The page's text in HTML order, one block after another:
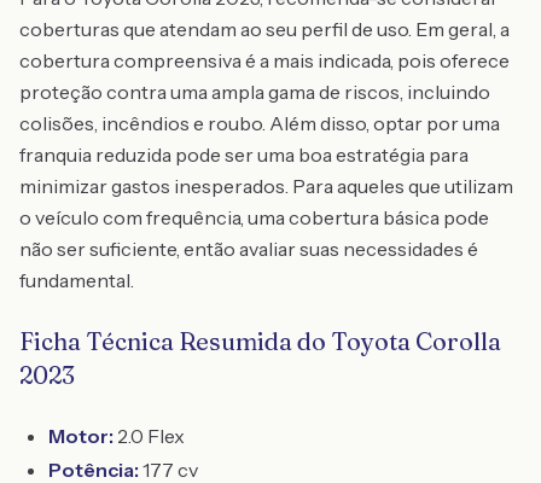
coberturas que atendam ao seu perfil de uso. Em geral, a
cobertura compreensiva é a mais indicada, pois oferece
proteção contra uma ampla gama de riscos, incluindo
colisões, incêndios e roubo. Além disso, optar por uma
franquia reduzida pode ser uma boa estratégia para
minimizar gastos inesperados. Para aqueles que utilizam
o veículo com frequência, uma cobertura básica pode
não ser suficiente, então avaliar suas necessidades é
fundamental.
Ficha Técnica Resumida do Toyota Corolla
2023
Motor: 2.0 Flex
Potência: 177 cv